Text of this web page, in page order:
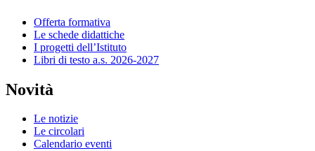
Offerta formativa
Le schede didattiche
I progetti dell’Istituto
Libri di testo a.s. 2026-2027
Novità
Le notizie
Le circolari
Calendario eventi